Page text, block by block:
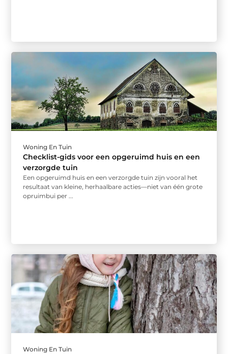
Woning En Tuin
Checklist-gids voor een opgeruimd huis en een
verzorgde tuin
Een opgeruimd huis en een verzorgde tuin zijn vooral het
resultaat van kleine, herhaalbare acties—niet van één grote
opruimbui per ...
Woning En Tuin